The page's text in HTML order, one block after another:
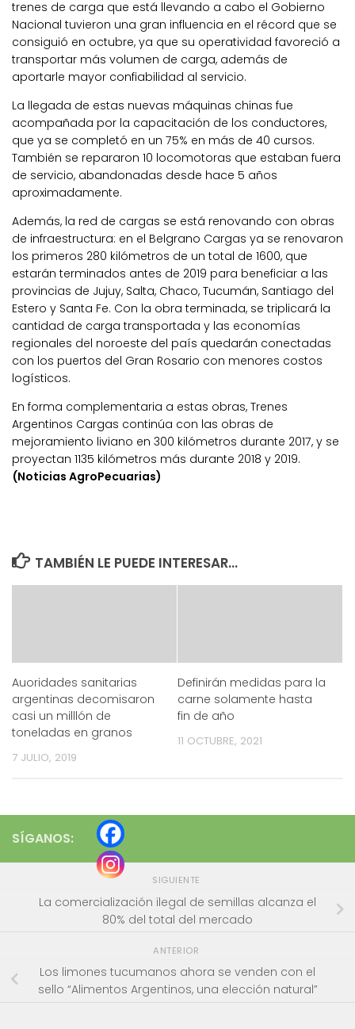
trenes de carga que está llevando a cabo el Gobierno
Nacional tuvieron una gran influencia en el récord que se
consiguió en octubre, ya que su operatividad favoreció a
transportar más volumen de carga, además de
aportarle mayor confiabilidad al servicio.
La llegada de estas nuevas máquinas chinas fue
acompañada por la capacitación de los conductores,
que ya se completó en un 75% en más de 40 cursos.
También se repararon 10 locomotoras que estaban fuera
de servicio, abandonadas desde hace 5 años
aproximadamente.
Además, la red de cargas se está renovando con obras
de infraestructura: en el Belgrano Cargas ya se renovaron
los primeros 280 kilómetros de un total de 1600, que
estarán terminados antes de 2019 para beneficiar a las
provincias de Jujuy, Salta, Chaco, Tucumán, Santiago del
Estero y Santa Fe. Con la obra terminada, se triplicará la
cantidad de carga transportada y las economías
regionales del noroeste del país quedarán conectadas
con los puertos del Gran Rosario con menores costos
logísticos.
En forma complementaria a estas obras, Trenes
Argentinos Cargas continúa con las obras de
mejoramiento liviano en 300 kilómetros durante 2017, y se
proyectan 1135 kilómetros más durante 2018 y 2019.
(Noticias AgroPecuarias)
TAMBIÉN LE PUEDE INTERESAR...
Auoridades sanitarias
argentinas decomisaron
casi un milllón de
toneladas en granos
7 JULIO, 2019
Definirán medidas para la
carne solamente hasta
fin de año
11 OCTUBRE, 2021
SÍGANOS:
SIGUIENTE
La comercialización ilegal de semillas alcanza el
80% del total del mercado
ANTERIOR
Los limones tucumanos ahora se venden con el
sello “Alimentos Argentinos, una elección natural”